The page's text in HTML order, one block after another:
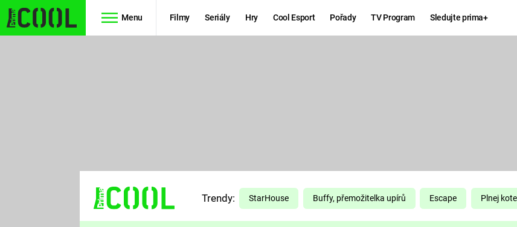
Menu Filmy Seriály Hry Cool Esport Pořady TV Program Sledujte prima+
TŘESKU
PREDÁTOR
DELIVERANCE
Trendy: StarHouse Buffy, přemožitelka upírů Escape Plnej kotel